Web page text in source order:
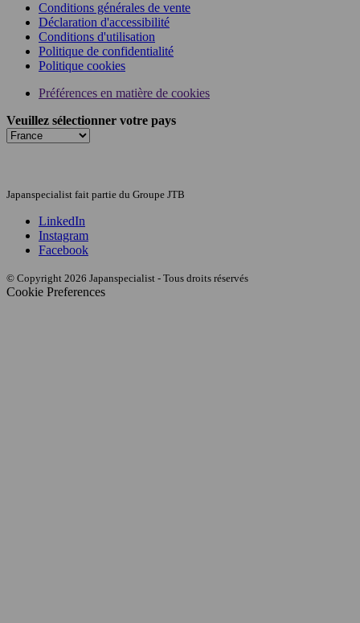
Conditions générales de vente
Déclaration d'accessibilité
Conditions d'utilisation
Politique de confidentialité
Politique cookies
Préférences en matière de cookies
Veuillez sélectionner votre pays
Japanspecialist fait partie du Groupe JTB
LinkedIn
Instagram
Facebook
© Copyright 2026 Japanspecialist - Tous droits réservés
Cookie Preferences